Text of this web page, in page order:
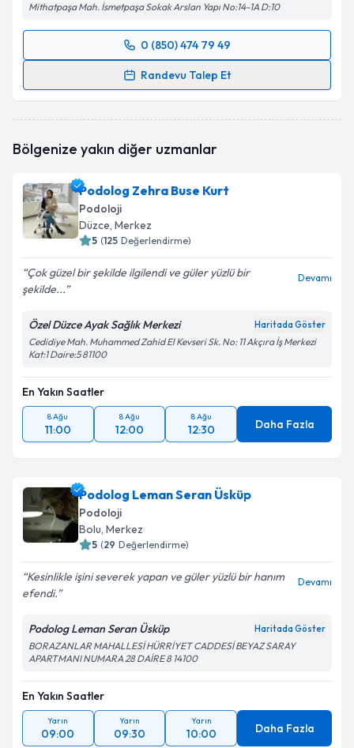
Mithatpaşa Mah. İsmetpaşa Sokak Arslan Yapı No:14-1A D:10
0 (850) 474 79 49
Randevu Talep Et
Randevu Takvimi Talebi
oluşturun. Size bu uzmandan randevu almanız için bir
Kişisel verilerimin işlenmesine ilişkin
Metni'ni okudum ve kişisel verilerimin belirtilen
kapsamda işlenmesini kabul ediyorum.
Takvim Talebini Gönder
Bölgenize yakın diğer uzmanlar
Podolog Zehra Buse Kurt
Podoloji
Düzce, Merkez
5 (125 Değerlendirme)
Çok güzel bir şekilde ilgilendi ve güler yüzlü bir
şekilde...
Devamı
Özel Düzce Ayak Sağlık Merkezi Haritada Göster
Cedidiye Mah. Muhammed Zahid El Kevseri Sk. No: 11 Akçıra İş Merkezi
Kat:1 Daire:5 81100
En Yakın Saatler
8 Ağu
11:00
8 Ağu
12:00
8 Ağu
12:30 Daha Fazla
Podolog Leman Seran Üsküp
Podoloji
Bolu, Merkez
5 (29 Değerlendirme)
Kesinlikle işini severek yapan ve güler yüzlü bir hanım
efendi.
Devamı
Podolog Leman Seran Üsküp Haritada Göster
BORAZANLAR MAHALLESİ HÜRRİYET CADDESİ BEYAZ SARAY
APARTMANI NUMARA 28 DAİRE 8 14100
En Yakın Saatler
Yarın
09:00
Yarın
09:30
Yarın
10:00 Daha Fazla